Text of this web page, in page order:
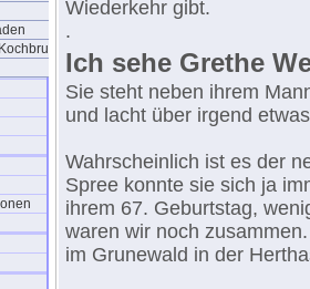
Wiederkehr gibt.
.
Ich sehe Grethe
Sie steht neben ihrem
und lacht über irgend
Wahrscheinlich ist es der
Spree konnte sie sich ja
ihrem 67. Geburtstag,
waren wir noch
im Grunewald in der